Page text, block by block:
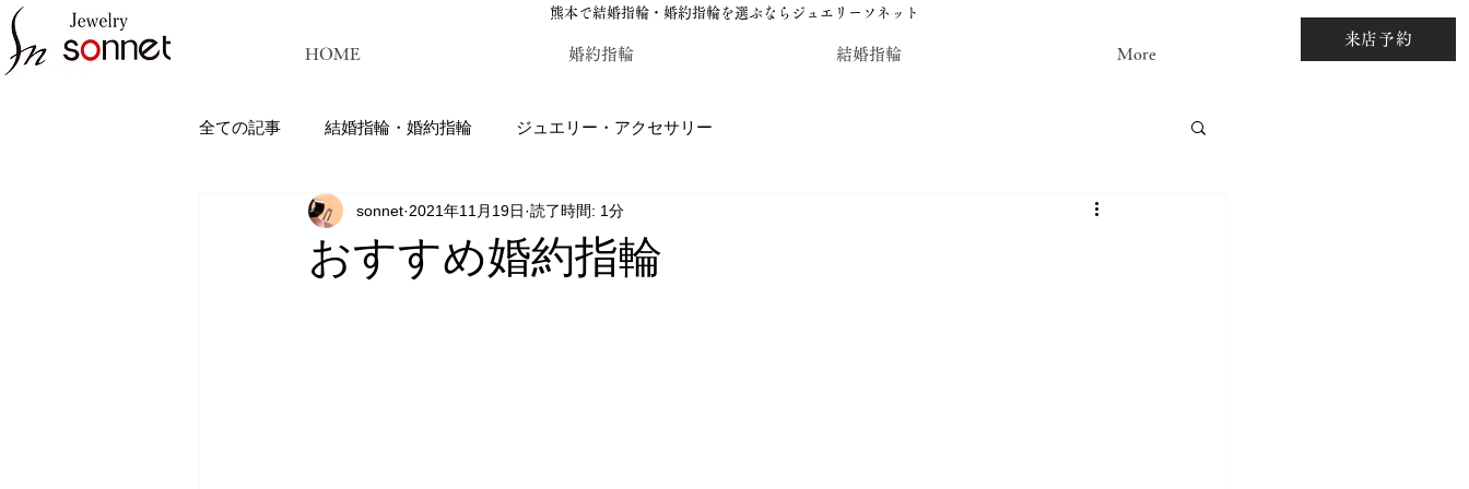
熊本で結婚指輪・婚約指輪を選ぶならジュエリーソネット
HOME 婚約指輪 結婚指輪 More
来店予約
全ての記事 結婚指輪・婚約指輪 ジュエリー・アクセサリー
ジュエリーソネット熊本：結婚指輪・婚約指輪のジュエリーソネット熊本 カラーストーン・レアストーンルース
おすすめ婚約指輪
sonnet 2021年11月19日 読了時間: 1分